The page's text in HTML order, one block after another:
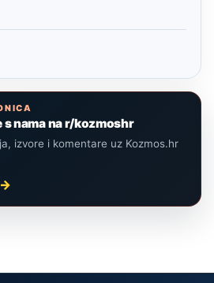
s nama na r/kozmoshr
izvore i komentare uz Kozmos.hr